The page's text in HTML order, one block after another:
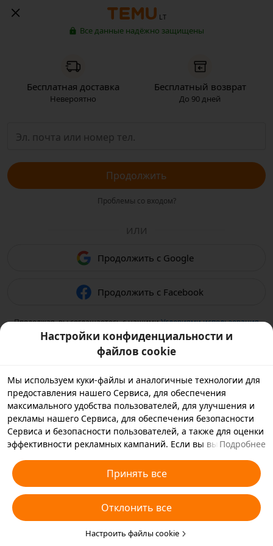
LT
Все данные надёжно защищены
Бесплатная доставка
Невероятно
Бесплатный возврат
До 90 дней
Продолжить
Проблемы со входом?
ИЛИ
Продолжить с Google
Продолжить с Facebook
Продолжая, вы соглашаетесь с нашимиУсловиями использования
и подтверждаете, что прочитали нашу Политику
конфиденциальности
Настройки конфиденциальности и
файлов cookie
Мы используем куки-файлы и аналогичные технологии для
предоставления нашего Сервиса, для обеспечения
максимального удобства пользователей, для улучшения и
рекламы нашего Сервиса, для обеспечения безопасности
Сервиса и безопасности пользователей, а также для оценки
эффективности рекламных кампаний. Если вы выбираете
с которыми мы работаем, будем хранить куки-файлы и
использовать аналогичные технологии на вашем
устройстве в рекламных целях. Вы также можете выбрать
«Отклонить все», чтобы отклонить все необязательные
куки-файлы, или выбрать, какие типы куки-файлов
необходимо принять или отклонить. Для этого нажмите
Подробнее
Принять все
Отклонить все
Настроить файлы cookie